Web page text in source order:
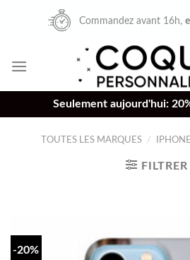
Commandez avant 16h,
Seulement aujourd'hui:
TOUTES LES MARQUES / IPHONE
FILTRER
-20%